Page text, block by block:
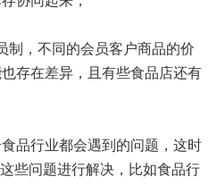
制，不同的会员客户商品的价
存在差异，且有些食品店还有
品行业都会遇到的问题，这时
些问题进行解决，比如食品行